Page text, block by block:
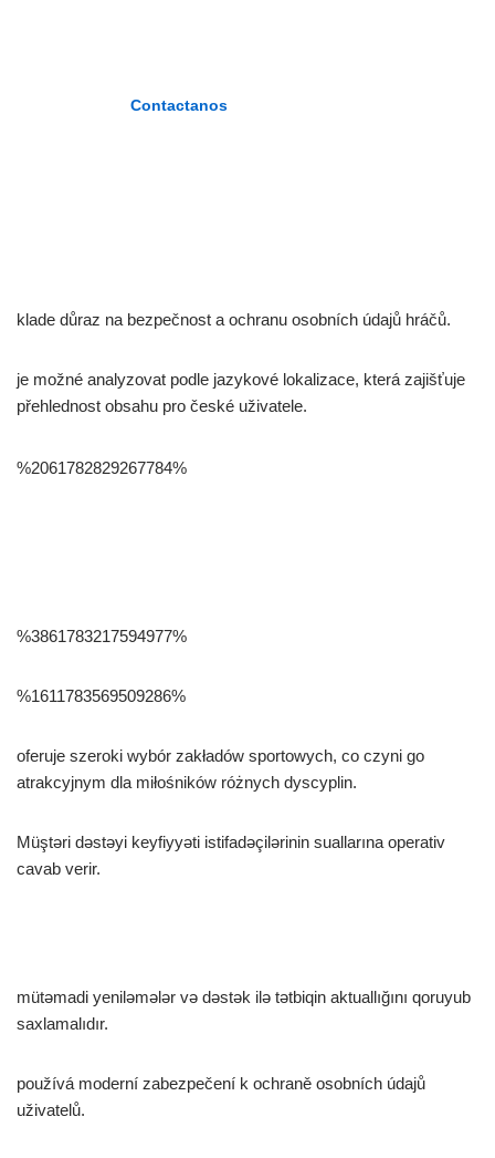
Contactanos
klade důraz na bezpečnost a ochranu osobních údajů hráčů.
je možné analyzovat podle jazykové lokalizace, která zajišťuje
přehlednost obsahu pro české uživatele.
%2061782829267784%
%3861783217594977%
%1611783569509286%
oferuje szeroki wybór zakładów sportowych, co czyni go
atrakcyjnym dla miłośników różnych dyscyplin.
Müştəri dəstəyi keyfiyyəti istifadəçilərinin suallarına operativ
cavab verir.
mütəmadi yeniləmələr və dəstək ilə tətbiqin aktuallığını qoruyub
saxlamalıdır.
používá moderní zabezpečení k ochraně osobních údajů
uživatelů.